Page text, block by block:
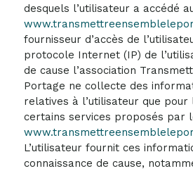
desquels l’utilisateur a accédé
fournisseur d’accès de
protocole Internet (IP) de
de cause l’association
Portage ne collecte des
relatives à l’utilisateur que pour
certains services proposés par
L’utilisateur fournit ces
connaissance de cause,